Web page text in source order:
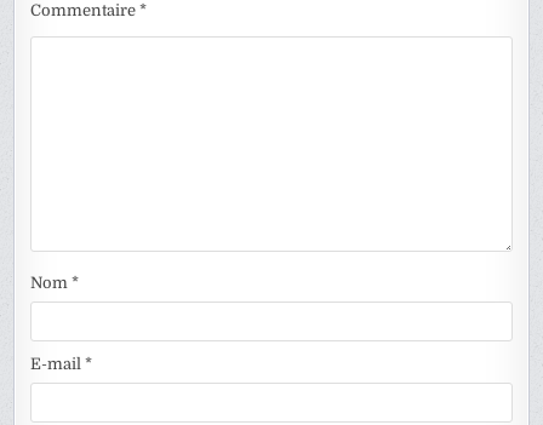
Commentaire*
Nom*
E-mail*